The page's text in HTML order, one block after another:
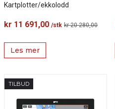
Kartplotter/ekkolodd
kr 11 691,00 /stk kr 20 280,00
Les mer
TILBUD